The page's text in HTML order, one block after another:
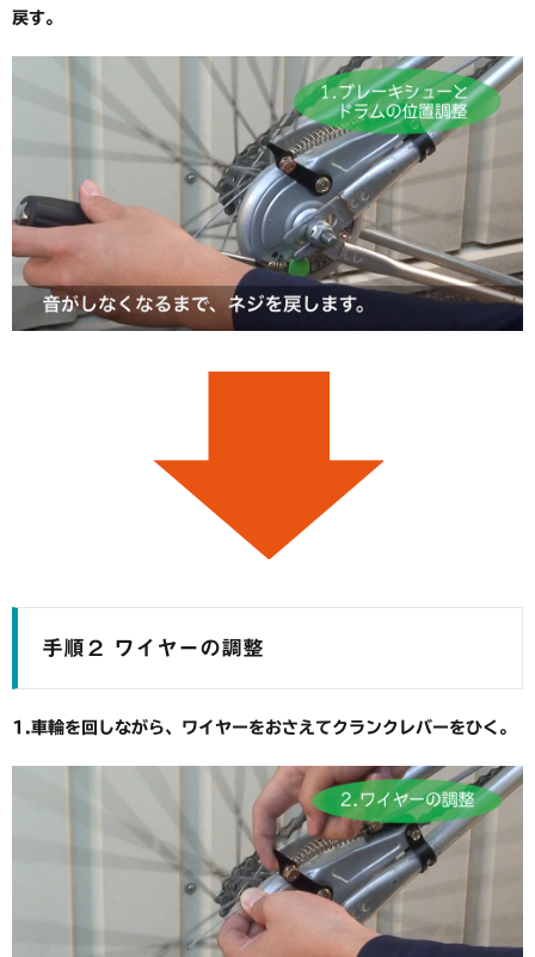
戻す。
手順２ ワイヤーの調整
1.車輪を回しながら、ワイヤーをおさえてクランクレバーをひく。